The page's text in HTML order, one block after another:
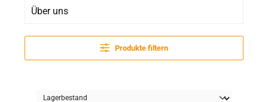
Über uns
Produkte filtern